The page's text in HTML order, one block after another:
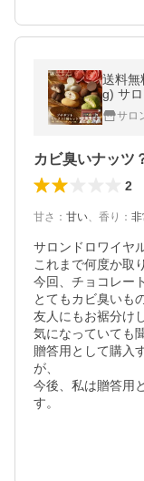
送料無
g) サ
モンド
お菓子
サロ
カビ臭いナッツ
2
甘さ ： 甘い、 香り ：
サロンドロワイヤ
これまで何度か取
今回、チョコレー
とてもカビ臭いも
友人にもお裾分け
気になっていても
贈答用として購入
が、
今後、私は贈答用
す。